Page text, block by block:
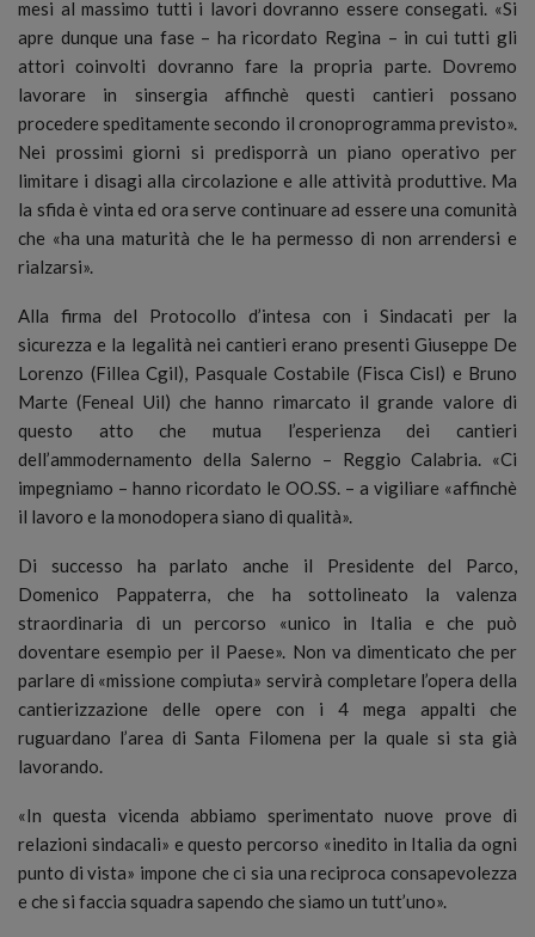
mesi al massimo tutti i lavori dovranno essere consegati. «Si
apre dunque una fase – ha ricordato Regina – in cui tutti gli
attori coinvolti dovranno fare la propria parte. Dovremo
lavorare in sinsergia affinchè questi cantieri possano
procedere speditamente secondo il cronoprogramma previsto».
Nei prossimi giorni si predisporrà un piano operativo per
limitare i disagi alla circolazione e alle attività produttive. Ma
la sfida è vinta ed ora serve continuare ad essere una comunità
che «ha una maturità che le ha permesso di non arrendersi e
rialzarsi».
Alla firma del Protocollo d’intesa con i Sindacati per la
sicurezza e la legalità nei cantieri erano presenti Giuseppe De
Lorenzo (Fillea Cgil), Pasquale Costabile (Fisca Cisl) e Bruno
Marte (Feneal Uil) che hanno rimarcato il grande valore di
questo atto che mutua l’esperienza dei cantieri
dell’ammodernamento della Salerno – Reggio Calabria. «Ci
impegniamo – hanno ricordato le OO.SS. – a vigiliare «affinchè
il lavoro e la monodopera siano di qualità».
Di successo ha parlato anche il Presidente del Parco,
Domenico Pappaterra, che ha sottolineato la valenza
straordinaria di un percorso «unico in Italia e che può
doventare esempio per il Paese». Non va dimenticato che per
parlare di «missione compiuta» servirà completare l’opera della
cantierizzazione delle opere con i 4 mega appalti che
ruguardano l’area di Santa Filomena per la quale si sta già
lavorando.
«In questa vicenda abbiamo sperimentato nuove prove di
relazioni sindacali» e questo percorso «inedito in Italia da ogni
punto di vista» impone che ci sia una reciproca consapevolezza
e che si faccia squadra sapendo che siamo un tutt’uno».